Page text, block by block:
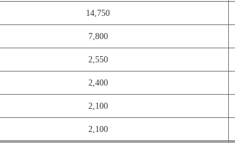
14,750
7,800
2,550
2,400
2,100
2,100